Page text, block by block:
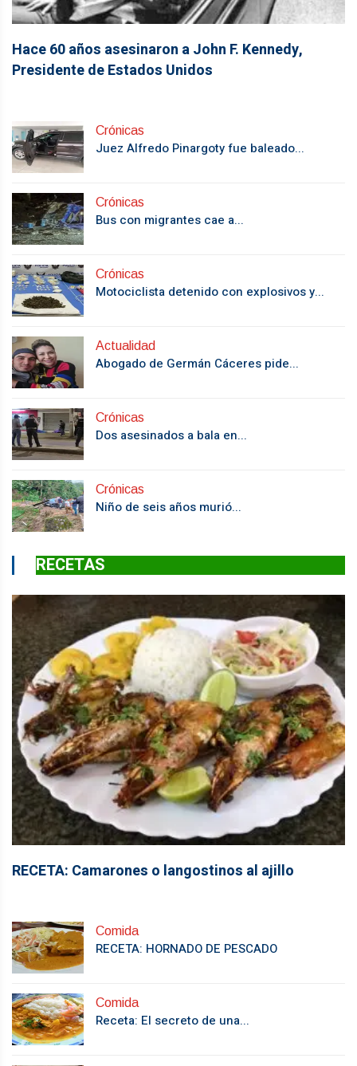
Hace 60 años asesinaron a John F. Kennedy,
Presidente de Estados Unidos
Crónicas
Juez Alfredo Pinargoty fue baleado...
Crónicas
Bus con migrantes cae a...
Crónicas
Motociclista detenido con explosivos y...
Actualidad
Abogado de Germán Cáceres pide...
Crónicas
Dos asesinados a bala en...
Crónicas
Niño de seis años murió...
RECETAS
RECETA: Camarones o langostinos al ajillo
Comida
RECETA: HORNADO DE PESCADO
Comida
Receta: El secreto de una...